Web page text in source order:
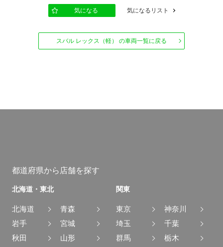
気になる 気になるリスト
スバル レックス（軽） の車両一覧に戻る
都道府県から店舗を探す
北海道・東北
北海道
青森
岩手
宮城
秋田
山形
関東
東京
神奈川
埼玉
千葉
群馬
栃木